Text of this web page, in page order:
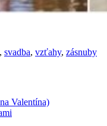
, svadba, vzťahy, zásnuby
Valentína)